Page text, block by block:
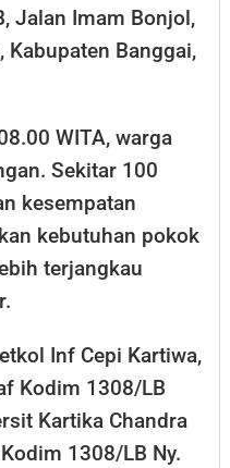
Jalan Imam Bonjol,
Kabupaten Banggai,
WITA, warga
Sekitar 100
kesempatan
kebutuhan pokok
terjangkau
Inf Cepi Kartiwa,
Kodim 1308/LB
Kartika Chandra
1308/LB Ny.